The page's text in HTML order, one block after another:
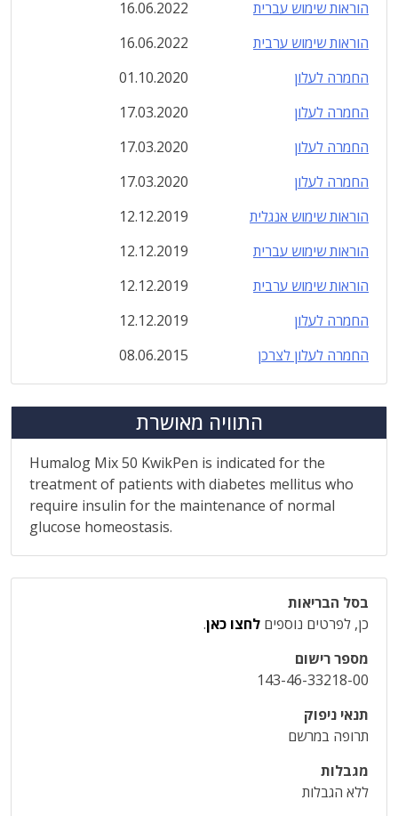
הוראות שימוש עברית
16.06.2022
הוראות שימוש ערבית
16.06.2022
החמרה לעלון
01.10.2020
החמרה לעלון
17.03.2020
החמרה לעלון
17.03.2020
החמרה לעלון
17.03.2020
הוראות שימוש אנגלית
12.12.2019
הוראות שימוש עברית
12.12.2019
הוראות שימוש ערבית
12.12.2019
החמרה לעלון
12.12.2019
החמרה לעלון לצרכן
08.06.2015
התוויה מאושרת
Humalog Mix 50 KwikPen is indicated for the
treatment of patients with diabetes mellitus who
require insulin for the maintenance of normal
glucose homeostasis.
בסל הבריאות
כן, לפרטים נוספים לחצו כאן.
מספר רישום
143-46-33218-00
תנאי ניפוק
תרופה במרשם
מגבלות
ללא הגבלות